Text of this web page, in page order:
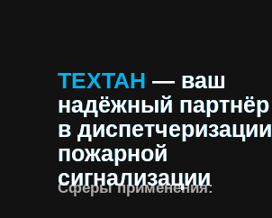
ТЕХТАН — ваш
надёжный партнёр
в диспетчеризации
пожарной
сигнализации
Сферы применения: